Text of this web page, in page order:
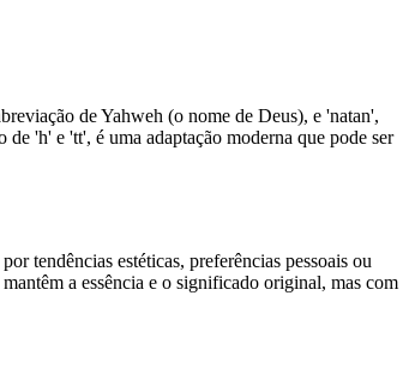
de Yahweh (o nome de Deus), e 'natan',
'h' e 'tt', é uma adaptação moderna que pode ser
tendências estéticas, preferências pessoais ou
a essência e o significado original, mas com